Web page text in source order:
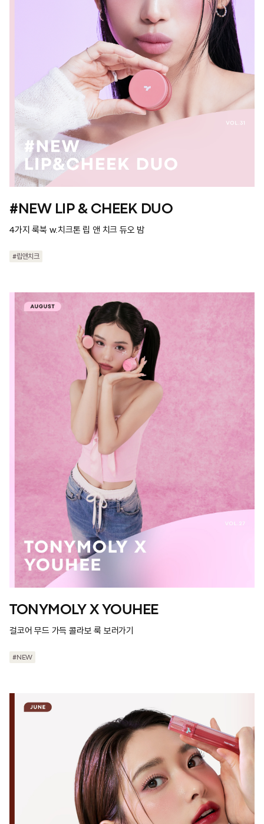
#NEW LIP & CHEEK DUO
4가지 룩북 w.치크톤 립 앤 치크 듀오 밤
#립앤치크
TONYMOLY X YOUHEE
걸코어 무드 가득 콜라보 룩 보러가기
#NEW